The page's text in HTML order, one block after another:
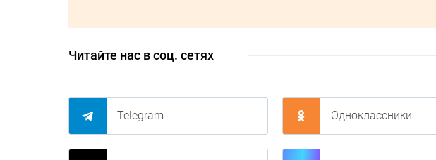
Читайте нас в соц. сетях
Telegram Одноклассники